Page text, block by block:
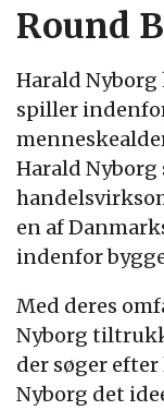
Round
Harald
spiller
Harald
en af
indenfor
Med deres
Nyborg
der søger
Nyborg det